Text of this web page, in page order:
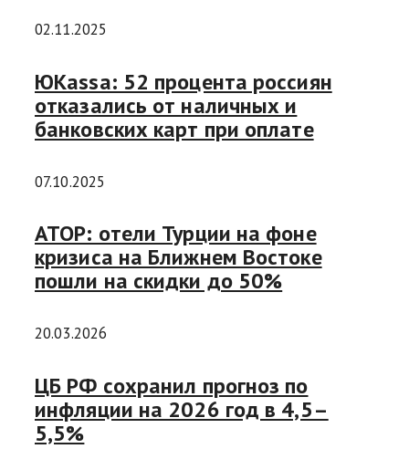
02.11.2025
ЮKassa: 52 процента россиян
отказались от наличных и
банковских карт при оплате
07.10.2025
АТОР: отели Турции на фоне
кризиса на Ближнем Востоке
пошли на скидки до 50%
20.03.2026
ЦБ РФ сохранил прогноз по
инфляции на 2026 год в 4,5–
5,5%